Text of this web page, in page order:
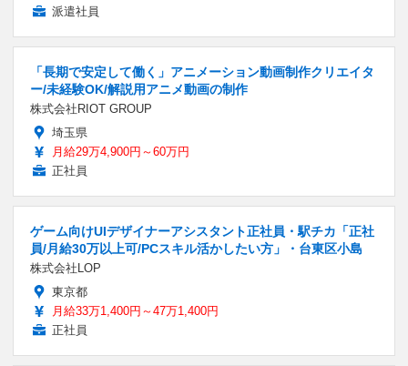
派遣社員
「長期で安定して働く」アニメーション動画制作クリエイタ
ー/未経験OK/解説用アニメ動画の制作
株式会社RIOT GROUP
埼玉県
月給29万4,900円～60万円
正社員
ゲーム向けUIデザイナーアシスタント正社員・駅チカ「正社
員/月給30万以上可/PCスキル活かしたい方」・台東区小島
株式会社LOP
東京都
月給33万1,400円～47万1,400円
正社員